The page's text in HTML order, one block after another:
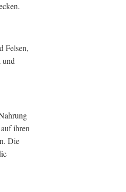
Felsen,
und
ihren
Die